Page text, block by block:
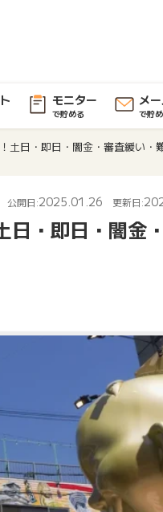
モニター
で貯める
メ
で貯
土日・即日・闇金・審査緩い・
公開日:2025.01.26 更新日:
日・即日・闇金